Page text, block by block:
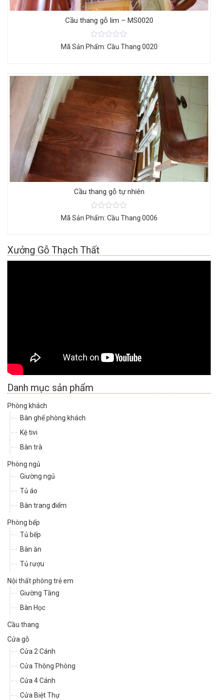
Cầu thang gỗ lim – MS0020
Mã Sản Phẩm: Cầu Thang 0020
Cầu thang gỗ tự nhiên
Mã Sản Phẩm: Cầu Thang 0006
Xưởng Gỗ Thạch Thất
Danh mục sản phẩm
Phòng khách
Bàn ghế phòng khách
Kệ tivi
Bàn trà
Phòng ngủ
Giường ngủ
Tủ áo
Bàn trang điểm
Phòng bếp
Tủ bếp
Bàn ăn
Tủ rượu
Nội thất phòng trẻ em
Giường Tầng
Bàn Học
Cầu thang
Cửa gỗ
Cửa 2 Cánh
Cửa Thông Phòng
Cửa 4 Cánh
Cửa Biệt Thự